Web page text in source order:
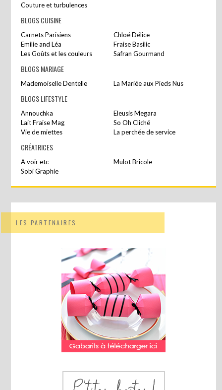
Couture et turbulences
BLOGS CUISINE
Carnets Parisiens
Chloé Délice
Emilie and Léa
Fraise Basilic
Les Goûts et les couleurs
Safran Gourmand
BLOGS MARIAGE
Mademoiselle Dentelle La Mariée aux Pieds Nus
BLOGS LIFESTYLE
Annouchka
Eleusis Megara
Lait Fraise Mag
So Oh Cliché
Vie de miettes
La perchée de service
CRÉATRICES
A voir etc
Mulot Bricole
Sobi Graphie
LES PARTENAIRES